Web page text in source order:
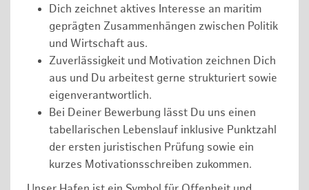
Dich zeichnet aktives Interesse an maritim
geprägten Zusammenhängen zwischen Politik
und Wirtschaft aus.
Zuverlässigkeit und Motivation zeichnen Dich
aus und Du arbeitest gerne strukturiert sowie
eigenverantwortlich.
Bei Deiner Bewerbung lässt Du uns einen
tabellarischen Lebenslauf inklusive Punktzahl
der ersten juristischen Prüfung sowie ein
kurzes Motivationsschreiben zukommen.